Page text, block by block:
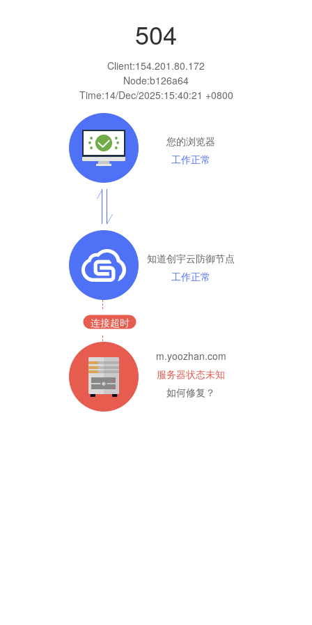
504
Client:154.201.80.172
Node:b126a64
Time:14/Dec/2025:15:40:21 +0800
您的浏览器
工作正常
知道创宇云防御节点
工作正常
连接超时
m.yoozhan.com
服务器状态未知
如何修复？